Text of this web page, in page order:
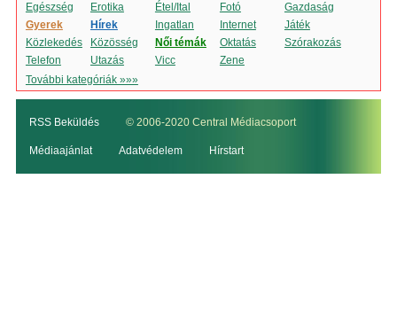
Egészség
Erotika Étel/Ital Fotó
Gazdaság
Gyerek
Hírek Ingatlan Internet
Játék
Közlekedés
Közösség Női témák Oktatás
Szórakozás
Telefon
Utazás Vicc
Zene
További kategóriák »»»
RSS Beküldés © 2006-2020 Central Médiacsoport
Médiaajánlat Adatvédelem Hírstart